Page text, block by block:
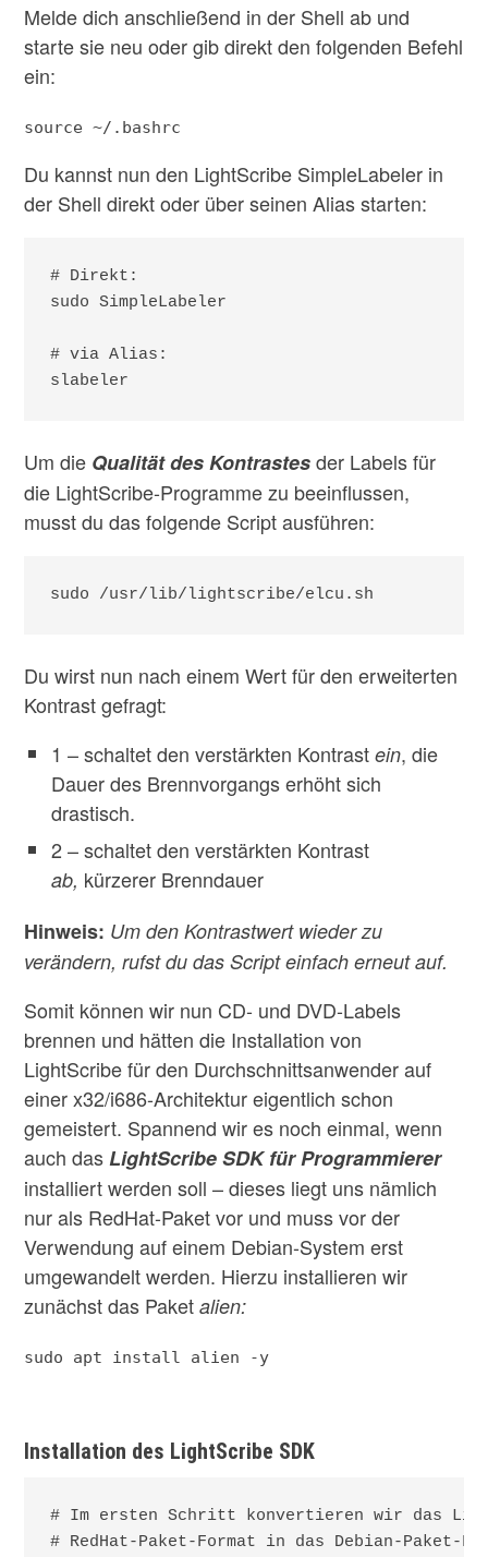
Melde dich anschließend in der Shell ab und
starte sie neu oder gib direkt den folgenden Befehl
ein:
source ~/.bashrc
Du kannst nun den LightScribe SimpleLabeler in
der Shell direkt oder über seinen Alias starten:
# Direkt:
sudo SimpleLabeler
# via Alias:
slabeler
Um die Qualität des Kontrastesder Labels für
die LightScribe-Programme zu beeinflussen,
musst du das folgende Script ausführen:
sudo /usr/lib/lightscribe/elcu.sh
Du wirst nun nach einem Wert für den erweiterten
Kontrast gefragt:
1 – schaltet den verstärkten Kontrastein, die
Dauer des Brennvorgangs erhöht sich
drastisch.
2 – schaltet den verstärkten Kontrast
ab, kürzerer Brenndauer
Hinweis: Um den Kontrastwert wieder zu
verändern, rufst du das Script einfach erneut auf.
Somit können wir nun CD- und DVD-Labels
brennen und hätten die Installation von
LightScribe für den Durchschnittsanwender auf
einer x32/i686-Architektur eigentlich schon
gemeistert. Spannend wir es noch einmal, wenn
auch dasLightScribe SDK für Programmierer
installiert werden soll – dieses liegt uns nämlich
nur als RedHat-Paket vor und muss vor der
Verwendung auf einem Debian-System erst
umgewandelt werden. Hierzu installieren wir
zunächst das Paketalien:
sudo apt install alien -y
Installation des LightScribe SDK
# Im ersten Schritt konvertieren wir das
# RedHat-Paket-Format in das Debian-Paket-